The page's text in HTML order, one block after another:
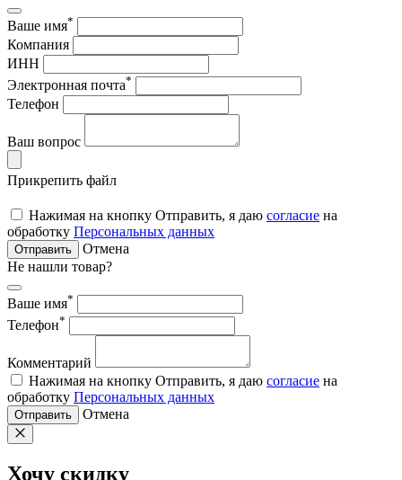
Ваше имя*
Компания
ИНН
Электронная почта*
Телефон
Ваш вопрос
Прикрепить файл
Нажимая на кнопку Отправить, я даю согласие на
обработку Персональных данных
Отправить
Отмена
Не нашли товар?
Ваше имя*
Телефон*
Комментарий
Нажимая на кнопку Отправить, я даю согласие на
обработку Персональных данных
Отправить Отмена
Хочу скидку